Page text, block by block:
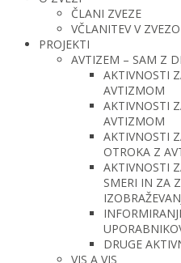
ČLANI ZVEZE
VČLANITEV V ZVEZO
PROJEKTI
AVTIZEM – SAM Z
AKTIVNOSTI
AVTIZMOM
AKTIVNOSTI
AVTIZMOM
AKTIVNOSTI
OTROKA Z
AKTIVNOSTI
SMERI IN ZA
DRUGE
VIS A VIS